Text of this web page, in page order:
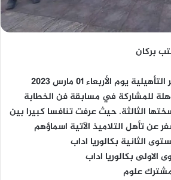
بركان
أجريت بثانوية أبي الخير التأهيلية يوم الأربعاء 01 مارس 2023
للمشاركة في مسابقة فن الخطابة
الثالثة. حيث عرفت تنافسا كبيرا بين
عن تأهل التلاميذ الآتية اسماؤهم
الثانية بكالوريا اداب
بكالوريا اداب
علوم